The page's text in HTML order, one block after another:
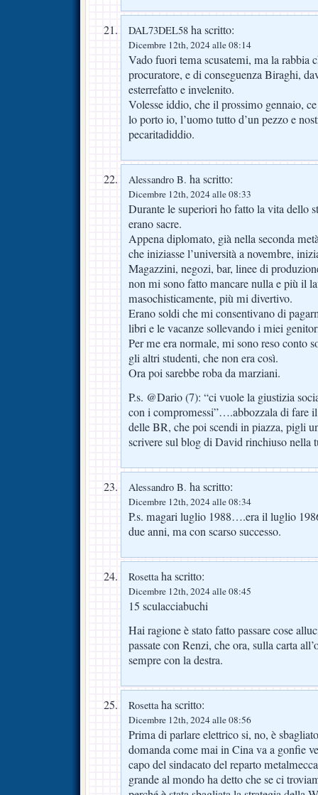
DAL73DEL58 ha scritto:
Dicembre 12th, 2024 alle 08:14
Vado fuori tema scusatemi, ma la rabbia
procuratore, e di conseguenza Biraghi,
esterrefatto e invelenito.
Volesse iddio, che il prossimo gennaio,
lo porto io, l’uomo tutto d’un pezzo e
pecaritadiddio.
Alessandro B. ha scritto:
Dicembre 12th, 2024 alle 08:33
Durante le superiori ho fatto la vita dello
erano sacre.
Appena diplomato, già nella seconda
che iniziasse l’università a novembre,
Magazzini, negozi, bar, linee di
non mi sono fatto mancare nulla e più il
masochisticamente, più mi divertivo.
Erano soldi che mi consentivano di
libri e le vacanze sollevando i miei
Per me era normale, mi sono reso conto
gli altri studenti, che non era così.
Ora poi sarebbe roba da marziani.
P.s. @Dario (7): “ci vuole la giustizia
con i compromessi”….abbozzala di fare
delle BR, che poi scendi in piazza, pigli
scrivere sul blog di David rinchiuso nella
Alessandro B. ha scritto:
Dicembre 12th, 2024 alle 08:34
P.s. magari luglio 1988….era il luglio
due anni, ma con scarso successo.
Rosettaha scritto:
Dicembre 12th, 2024 alle 08:45
15 sculacciabuchi
Hai ragione è stato fatto passare cose
passate con Renzi, che ora, sulla carta
sempre con la destra.
Rosettaha scritto:
Dicembre 12th, 2024 alle 08:56
Prima di parlare elettrico si, no, è
domanda come mai in Cina va a gonfie
capo del sindacato del reparto
grande al mondo ha detto che se ci